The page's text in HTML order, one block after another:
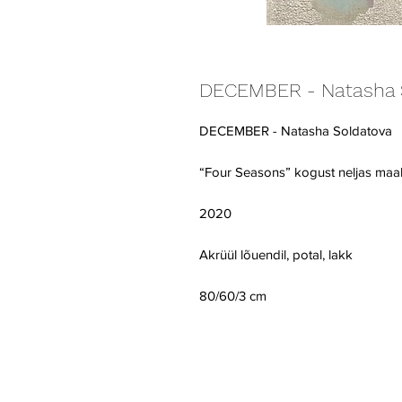
DECEMBER -
DECEMBER - Natasha Soldatova
“Four Seasons” kogust neljas
2020
Akrüül lõuendil, potal, lakk
80/60/3 cm